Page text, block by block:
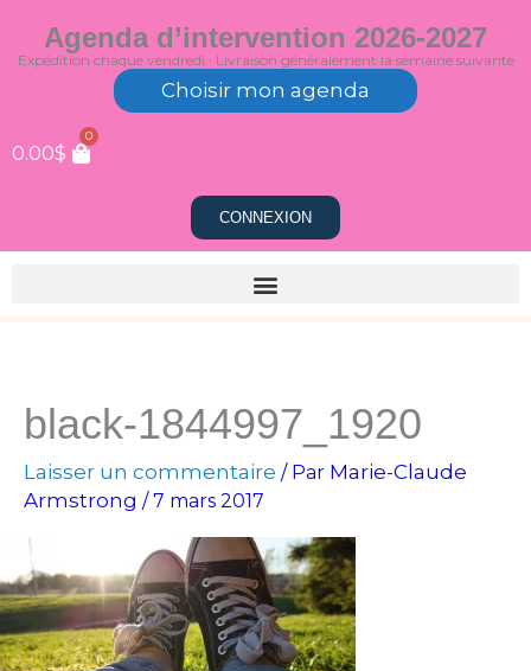
au
Agenda d’intervention 2026-2027
Expédition chaque vendredi · Livraison généralement la semaine suivante
Choisir mon agenda
0.00$
0
CONNEXION
black-1844997_1920
Laisser un commentaire / Par Marie-Claude
Armstrong /7 mars 2017